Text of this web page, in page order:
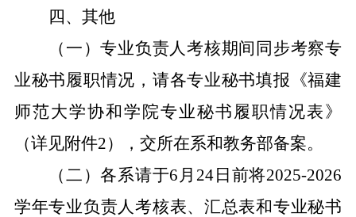
四、 其他
（一）专业负责人考核期间同步考察专
业秘书履职情况，请各专业秘书填报《福建
师范大学协和学院专业秘书履职情况表》
（详见附件2），交所在系和教务部备案。
（二 ）各系请于6月 24日前将2025-2026
学年专业负责人考核表、汇总表和专业秘书